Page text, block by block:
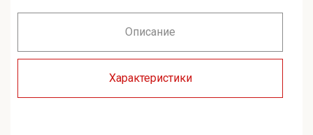
Описание
Характеристики